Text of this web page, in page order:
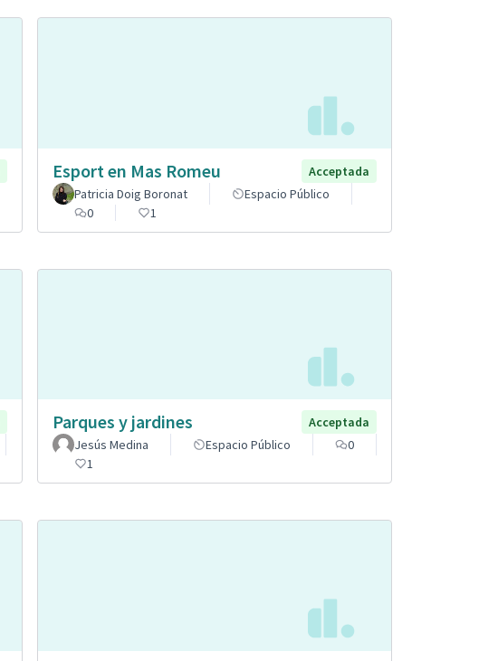
Esport en Mas Romeu
Acceptada
Patricia Doig Boronat
Espacio Público
0
1
Parques y jardines
Acceptada
Jesús Medina
Espacio Público
0
1